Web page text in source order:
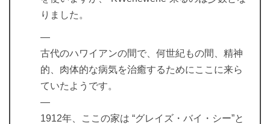
りました。
—
古代のハワイアンの間で、何世紀もの間、精神
的、肉体的な病気を治癒するためにここに来ら
ていたようです。
—
1912年、ここの家は “グレイズ・バイ・シー”と